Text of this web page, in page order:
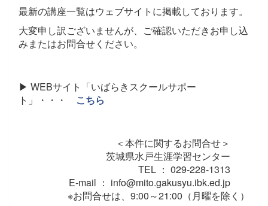
最新の講座一覧はウェブサイトに掲載しております。
大変申し訳ございませんが、ご確認いただきお申し込
みまたはお問合せください。
▶ WEBサイト「いばらきスクールサポー
ト」・・・ こちら
＜本件に関するお問合せ＞
茨城県水戸生涯学習センター
TEL ： 029-228-1313
E-mail ： info@mito.gakusyu.ibk.ed.jp
※お問合せは、9:00～21:00（月曜を除く）